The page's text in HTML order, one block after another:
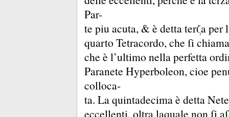
Par-
te piu acuta, & è detta terζa
quarto Tetracordo, che ſi
che è l’ultimo nella perfetta
Paranete Hyperboleon, cioe
colloca-
ta. La quintadecima è detta
eccellenti, oltra laquale non ſi